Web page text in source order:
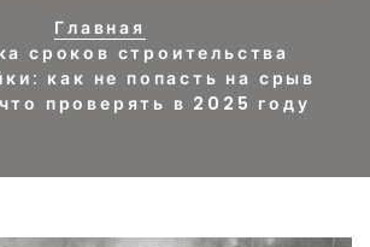
Главная
сроков строительства
как не попасть на срыв
проверять в 2025 году